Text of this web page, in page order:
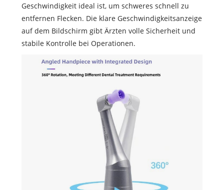
Geschwindigkeit ideal ist, um schweres schnell zu
entfernen Flecken. Die klare Geschwindigkeitsanzeige
auf dem Bildschirm gibt Ärzten volle Sicherheit und
stabile Kontrolle bei Operationen.